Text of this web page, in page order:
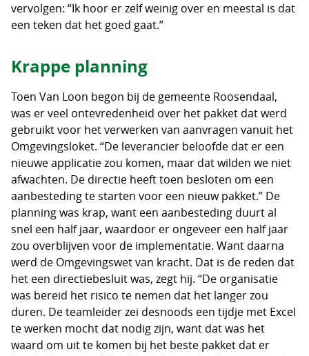
vervolgen: “Ik hoor er zelf weinig over en meestal is dat
een teken dat het goed gaat.”
Krappe planning
Toen Van Loon begon bij de gemeente Roosendaal,
was er veel ontevredenheid over het pakket dat werd
gebruikt voor het verwerken van aanvragen vanuit het
Omgevingsloket. “De leverancier beloofde dat er een
nieuwe applicatie zou komen, maar dat wilden we niet
afwachten. De directie heeft toen besloten om een
aanbesteding te starten voor een nieuw pakket.” De
planning was krap, want een aanbesteding duurt al
snel een half jaar, waardoor er ongeveer een half jaar
zou overblijven voor de implementatie. Want daarna
werd de Omgevingswet van kracht. Dat is de reden dat
het een directiebesluit was, zegt hij. “De organisatie
was bereid het risico te nemen dat het langer zou
duren. De teamleider zei desnoods een tijdje met Excel
te werken mocht dat nodig zijn, want dat was het
waard om uit te komen bij het beste pakket dat er